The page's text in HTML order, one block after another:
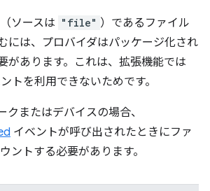
ソースは "file" ）であるファイル
には、プロバイダはパッケージ化され
があります。これは、拡張機能では
トを利用できないためです。
クまたはデバイスの場合、
イベントが呼び出されたときにファ
ントする必要があります。